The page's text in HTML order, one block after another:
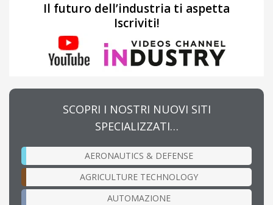
Il futuro dell’industria ti aspetta
Iscriviti!
SCOPRI I NOSTRI NUOVI SITI
SPECIALIZZATI…
AERONAUTICS & DEFENSE
AGRICULTURE TECHNOLOGY
AUTOMAZIONE